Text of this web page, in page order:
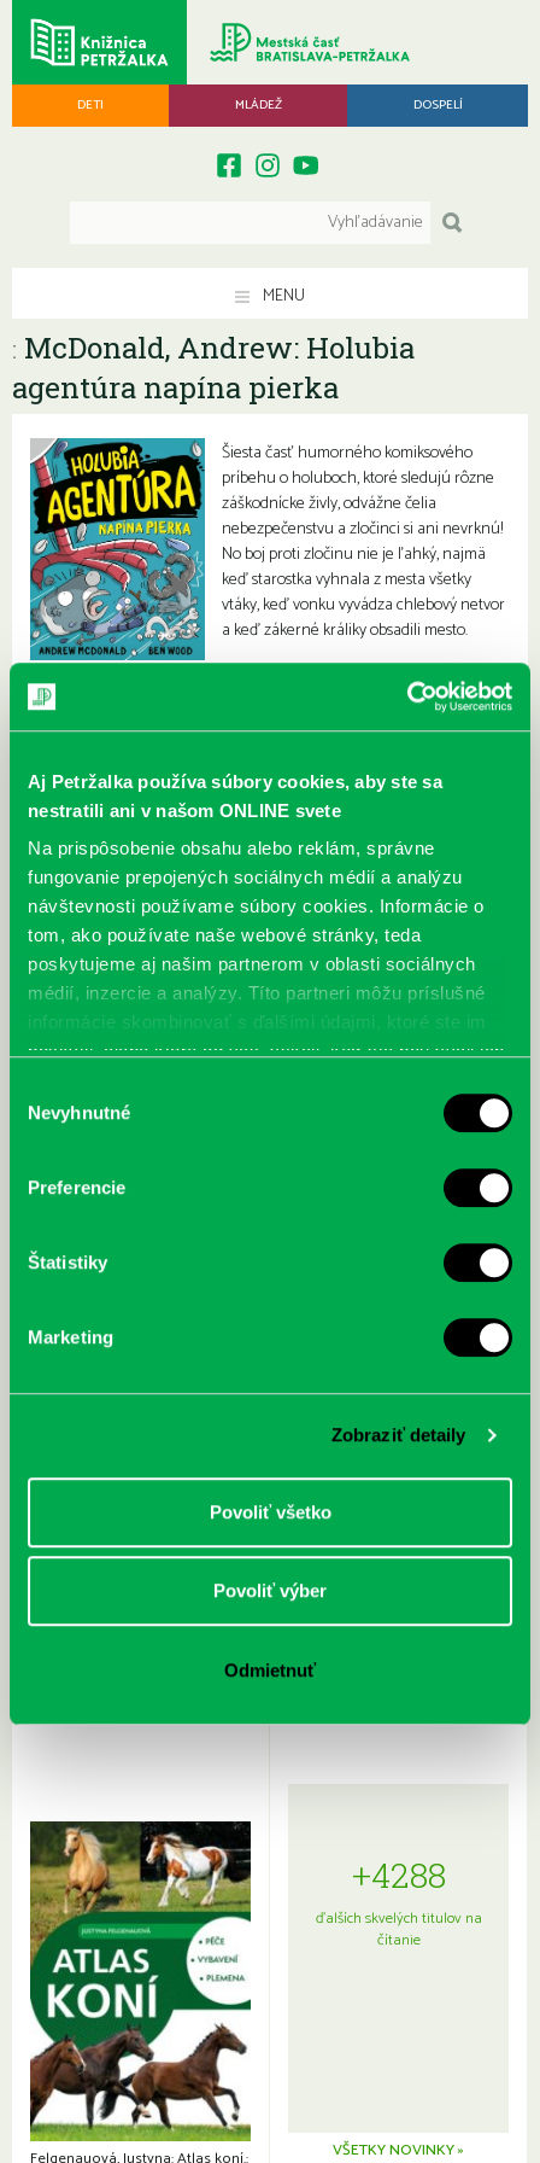
Aj Petržalka používa súbory cookies, aby ste sa
nestratili ani v našom ONLINE svete
Na prispôsobenie obsahu alebo reklám, správne
fungovanie prepojených sociálnych médií a analýzu
návštevnosti používame súbory cookies. Informácie o
tom, ako používate naše webové stránky, teda
poskytujeme aj našim partnerom v oblasti sociálnych
médií, inzercie a analýzy. Títo partneri môžu príslušné
informácie skombinovať s ďalšími údajmi, ktoré ste im
poskytli, alebo ktoré od vás získali, keď ste používali ich
súhlasu
Nevyhnutné
Preferencie
Štatistiky
Marketing
Zobraziť detaily
Povoliť všetko
Povoliť výber
Odmietnuť
DETI MLÁDEŽ DOSPELÍ
MENU
: McDonald, Andrew: Holubia
agentúra napína pierka
Šiesta časť humorného komiksového
príbehu o holuboch, ktoré sledujú rôzne
záškodnícke živly, odvážne čelia
nebezpečenstvu a zločinci si ani nevrknú!
No boj proti zločinu nie je ľahký, najmä
keď starostka vyhnala z mesta všetky
vtáky, keď vonku vyvádza chlebový netvor
a keď zákerné králiky obsadili mesto.
McGrath, Andy: Tadej Pogačar:
nezastaviteľný
Sprievodca po hviezdnej oblohe
kompletný sprievodca
japonskou kuchyňou a etiketou
+4288
ďalších skvelých titulov na
čítanie
VŠETKY NOVINKY »